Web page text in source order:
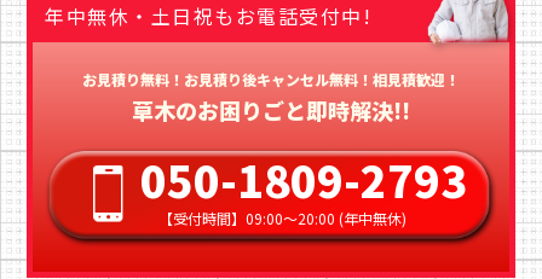
年中無休・土日祝もお電話受付中!
お見積り無料！お見積り後キャンセル無料！相見積歓迎！
草木のお困りごと即時解決!!
050-1809-2793
【受付時間】09:00〜20:00 (年中無休)